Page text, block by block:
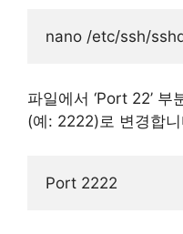
파일에서 ‘Port 22’
(예: 2222)로 변경합